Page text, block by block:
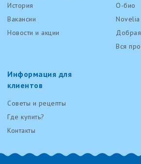
История
Вакансии
Новости и акции
О-био
Novelia
Вся
Информация для
клиентов
Советы и рецепты
Где купить?
Контакты